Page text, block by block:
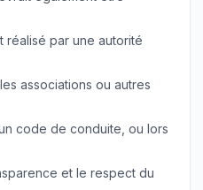
réalisé par une autorité
associations ou autres
code de conduite, ou lors
et le respect du